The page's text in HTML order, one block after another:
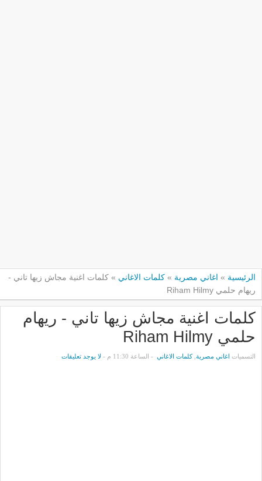
الرئيسية » اغاني مصرية » كلمات الاغاني » كلمات اغنية مجاش زيها تاني -
ريهام حلمي Riham Hilmy
كلمات اغنية مجاش زيها تاني - ريهام
حلمي Riham Hilmy
التسميات اغاني مصرية ,كلمات الاغاني - الساعة 11:30 م - لا يوجد تعليقات